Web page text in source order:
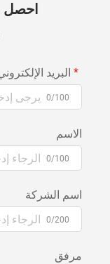
البريد
0/100
الاسم
0/100
اسم الشركة
0/200
مرفق